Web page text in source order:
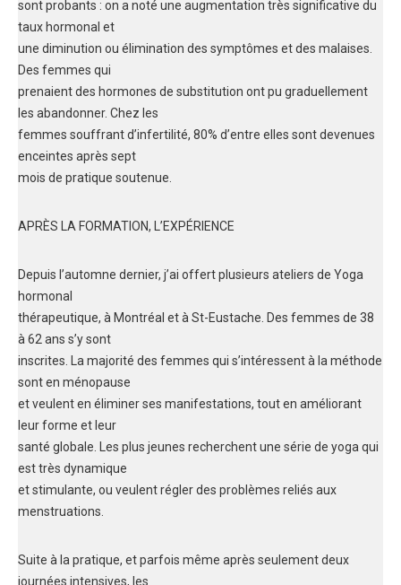
sont probants : on a noté une augmentation très significative du
taux hormonal et
une diminution ou élimination des symptômes et des malaises.
Des femmes qui
prenaient des hormones de substitution ont pu graduellement
les abandonner. Chez les
femmes souffrant d’infertilité, 80% d’entre elles sont devenues
enceintes après sept
mois de pratique soutenue.
APRÈS LA FORMATION, L’EXPÉRIENCE
Depuis l’automne dernier, j’ai offert plusieurs ateliers de Yoga
hormonal
thérapeutique, à Montréal et à St-Eustache. Des femmes de 38
à 62 ans s’y sont
inscrites. La majorité des femmes qui s’intéressent à la méthode
sont en ménopause
et veulent en éliminer ses manifestations, tout en améliorant
leur forme et leur
santé globale. Les plus jeunes recherchent une série de yoga qui
est très dynamique
et stimulante, ou veulent régler des problèmes reliés aux
menstruations.
Suite à la pratique, et parfois même après seulement deux
journées intensives, les